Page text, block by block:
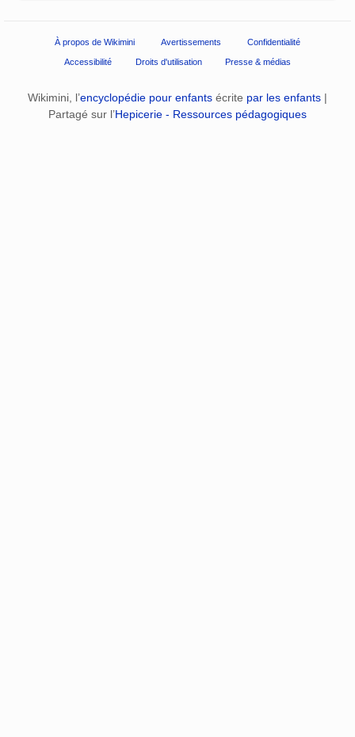
À propos de Wikimini Avertissements Confidentialité
Accessibilité Droits d'utilisation Presse & médias
Wikimini, l’encyclopédie pour enfants écrite par les enfants |
Partagé sur l’Hepicerie - Ressources pédagogiques